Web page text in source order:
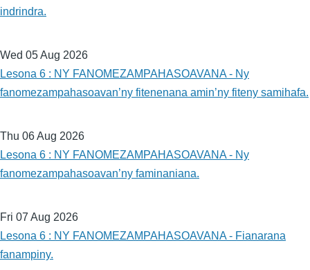
indrindra.
Wed 05 Aug 2026
Lesona 6 : NY FANOMEZAMPAHASOAVANA - Ny
fanomezampahasoavan’ny fitenenana amin’ny fiteny samihafa.
Thu 06 Aug 2026
Lesona 6 : NY FANOMEZAMPAHASOAVANA - Ny
fanomezampahasoavan’ny faminaniana.
Fri 07 Aug 2026
Lesona 6 : NY FANOMEZAMPAHASOAVANA - Fianarana
fanampiny.